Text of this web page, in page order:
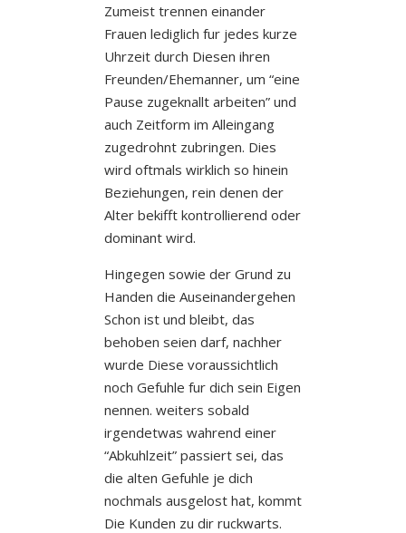
Zumeist trennen einander
Frauen lediglich fur jedes kurze
Uhrzeit durch Diesen ihren
Freunden/Ehemanner, um “eine
Pause zugeknallt arbeiten” und
auch Zeitform im Alleingang
zugedrohnt zubringen. Dies
wird oftmals wirklich so hinein
Beziehungen, rein denen der
Alter bekifft kontrollierend oder
dominant wird.
Hingegen sowie der Grund zu
Handen die Auseinandergehen
Schon ist und bleibt, das
behoben seien darf, nachher
wurde Diese voraussichtlich
noch Gefuhle fur dich sein Eigen
nennen. weiters sobald
irgendetwas wahrend einer
“Abkuhlzeit” passiert sei, das
die alten Gefuhle je dich
nochmals ausgelost hat, kommt
Die Kunden zu dir ruckwarts.